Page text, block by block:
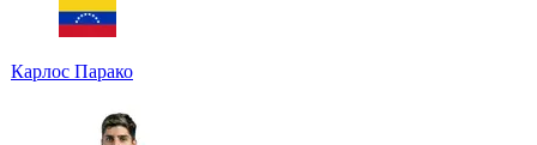
Карлос Парако